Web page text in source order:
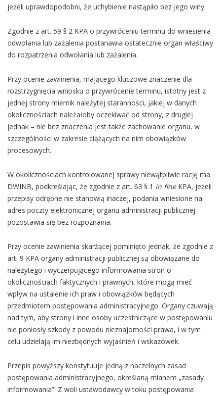
jeżeli uprawdopodobni, że uchybienie nastąpiło bez jego winy.
Zgodnie z art. 59 § 2 KPA o przywróceniu terminu do wniesienia
odwołania lub zażalenia postanawia ostatecznie organ właściwy
do rozpatrzenia odwołania lub zażalenia.
Przy ocenie zawinienia, mającego kluczowe znaczenie dla
rozstrzygnięcia wniosku o przywrócenie terminu, istotny jest z
jednej strony miernik należytej staranności, jakiej w danych
okolicznościach należałoby oczekiwać od strony, z drugiej
jednak – nie bez znaczenia jest także zachowanie organu, w
szczególności w zakresie ciążących na nim obowiązków
procesowych.
W okolicznościach kontrolowanej sprawy niewątpliwie rację ma
DWINB, podkreślając, że zgodnie z art. 63 § 1 in fineKPA, jeżeli
przepisy odrębne nie stanowią inaczej, podania wniesione na
adres poczty elektronicznej organu administracji publicznej
pozostawia się bez rozpoznania.
Przy ocenie zawinienia skarżącej pominięto jednak, że zgodnie z
art. 9 KPA organy administracji publicznej są obowiązane do
należytego i wyczerpującego informowania stron o
okolicznościach faktycznych i prawnych, które mogą mieć
wpływ na ustalenie ich praw i obowiązków będących
przedmiotem postępowania administracyjnego. Organy czuwają
nad tym, aby strony i inne osoby uczestniczące w postępowaniu
nie poniosły szkody z powodu nieznajomości prawa, i w tym
celu udzielają im niezbędnych wyjaśnień i wskazówek.
Przepis powyższy konstytuuje jedną z naczelnych zasad
postępowania administracyjnego, określaną mianem „zasady
informowania”. Z woli ustawodawcy w toku postępowania